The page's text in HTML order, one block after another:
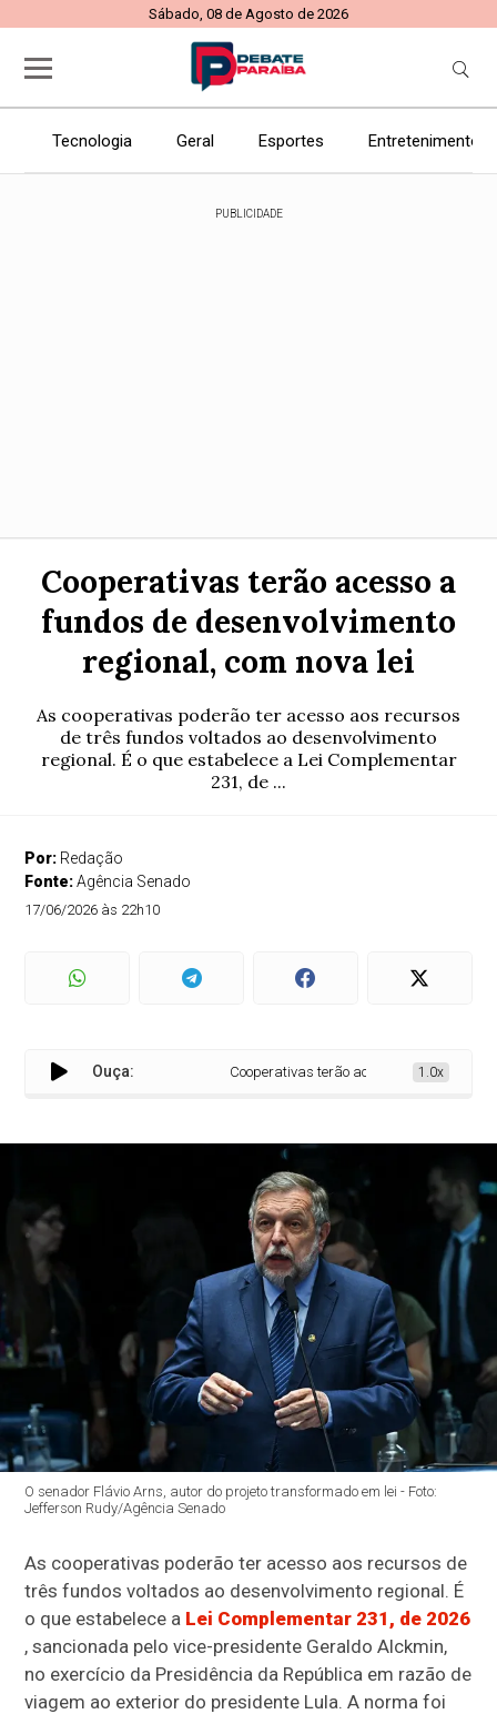
Sábado, 08 de Agosto de 2026
Tecnologia Geral Esportes Entretenimento
PUBLICIDADE
Cooperativas terão acesso a
fundos de desenvolvimento
regional, com nova lei
As cooperativas poderão ter acesso aos recursos
de três fundos voltados ao desenvolvimento
regional. É o que estabelece a Lei Complementar
231, de ...
Por: Redação
Fonte:Agência Senado
17/06/2026 às 22h10
Ouça: Cooperativas terão acesso a fundos de
1.0x
O senador Flávio Arns, autor do projeto transformado em lei - Foto:
Jefferson Rudy/Agência Senado
As cooperativas poderão ter acesso aos recursos de
três fundos voltados ao desenvolvimento regional. É
o que estabelece a Lei Complementar 231, de 2026
, sancionada pelo vice-presidente Geraldo Alckmin,
no exercício da Presidência da República em razão de
viagem ao exterior do presidente Lula. A norma foi